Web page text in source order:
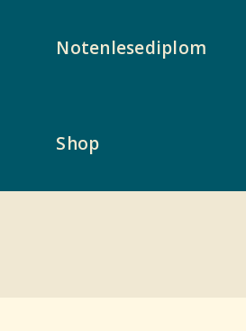
Notenlesediplom
Shop